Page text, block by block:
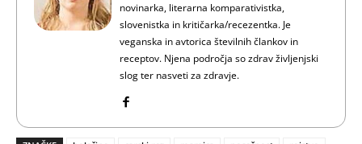
novinarka, literarna komparativistka,
slovenistka in kritičarka/recezentka. Je
veganska in avtorica številnih člankov in
receptov. Njena področja so zdrav življenjski
slog ter nasveti za zdravje.